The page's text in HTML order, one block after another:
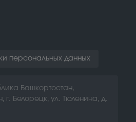
персональных данных
Башкортостан,
г. Белорецк, ул. Тюленина, д.